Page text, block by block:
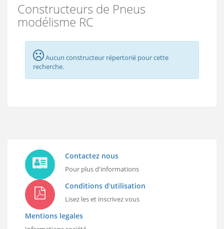
Constructeurs de Pneus
modélisme RC
Aucun constructeur répertorié pour cette
recherche.
Contactez nous
Pour plus d'informations
Conditions d'utilisation
Lisez les et inscrivez vous
Mentions legales